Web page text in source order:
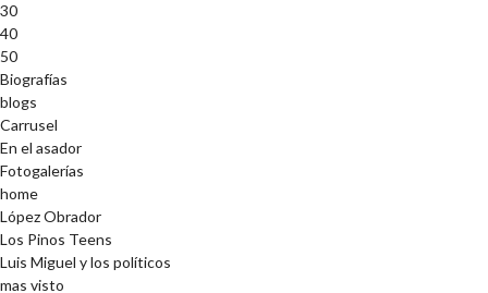
30
40
50
Biografías
blogs
Carrusel
En el asador
Fotogalerías
home
López Obrador
Los Pinos Teens
Luis Miguel y los políticos
mas visto